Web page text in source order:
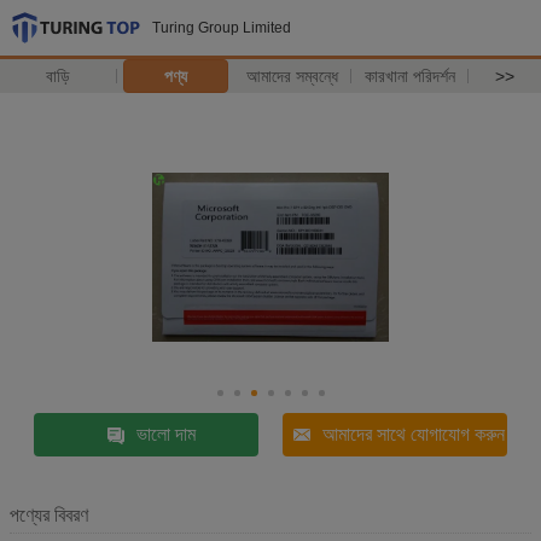
Turing Group Limited
বাড়ি পণ্য আমাদের সম্বন্ধে কারখানা পরিদর্শন >>
ভালো দাম আমাদের সাথে যোগাযোগ করুন
পণ্যের বিবরণ